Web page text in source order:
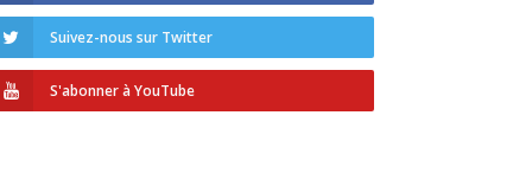
Suivez-nous sur Twitter
S'abonner à YouTube